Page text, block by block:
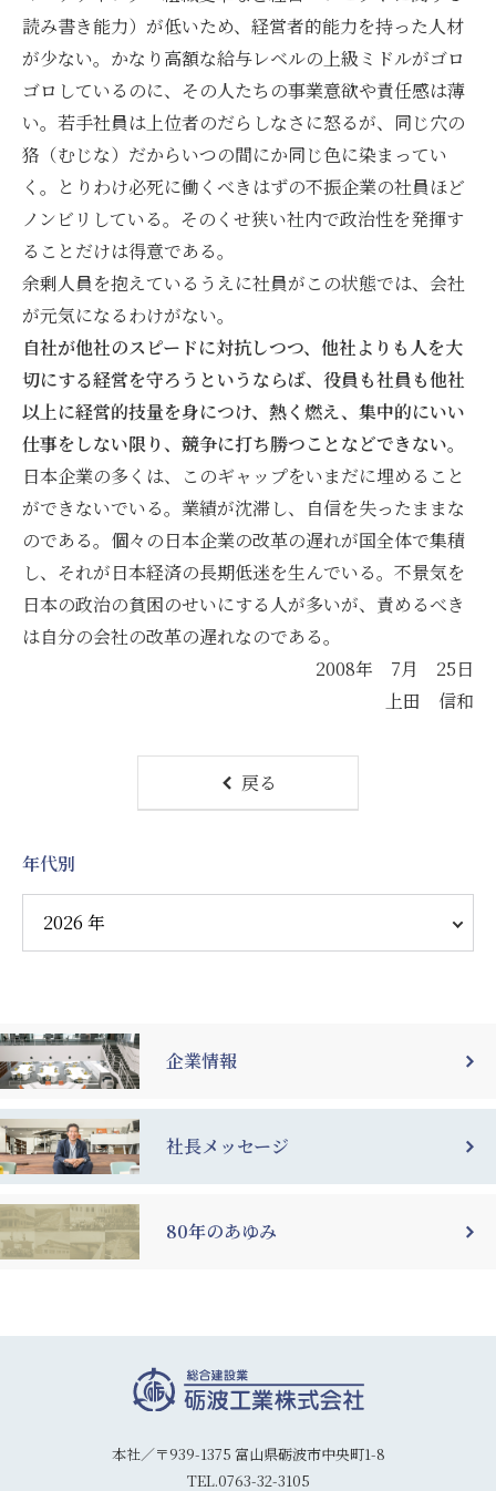
読み書き能力）が低いため、経営者的能力を持った人材
が少ない。かなり高額な給与レベルの上級ミドルがゴロ
ゴロしているのに、その人たちの事業意欲や責任感は薄
い。若手社員は上位者のだらしなさに怒るが、同じ穴の
狢（むじな）だからいつの間にか同じ色に染まってい
く。とりわけ必死に働くべきはずの不振企業の社員ほど
ノンビリしている。そのくせ狭い社内で政治性を発揮す
ることだけは得意である。
余剰人員を抱えているうえに社員がこの状態では、会社
が元気になるわけがない。
自社が他社のスピードに対抗しつつ、他社よりも人を大
切にする経営を守ろうというならば、役員も社員も他社
以上に経営的技量を身につけ、熱く燃え、集中的にいい
仕事をしない限り、競争に打ち勝つことなどできない。
日本企業の多くは、このギャップをいまだに埋めること
ができないでいる。業績が沈滞し、自信を失ったままな
のである。個々の日本企業の改革の遅れが国全体で集積
し、それが日本経済の長期低迷を生んでいる。不景気を
日本の政治の貧困のせいにする人が多いが、責めるべき
は自分の会社の改革の遅れなのである。
2008年 7月 25日
上田 信和
戻る
年代別
企業情報
社長メッセージ
80年のあゆみ
本社／〒939-1375 富山県砺波市中央町1-8
TEL.0763-32-3105